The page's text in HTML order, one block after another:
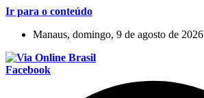
Ir para o conteúdo
Manaus, domingo, 9 de agosto de 2026
Facebook